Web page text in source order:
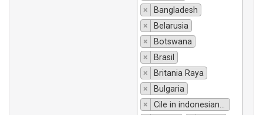
×
Bangladesh
×
Belarusia
×
Botswana
×
Brasil
×
Britania Raya
×
Bulgaria
×
Cile in indonesiano si traduce "Chili".